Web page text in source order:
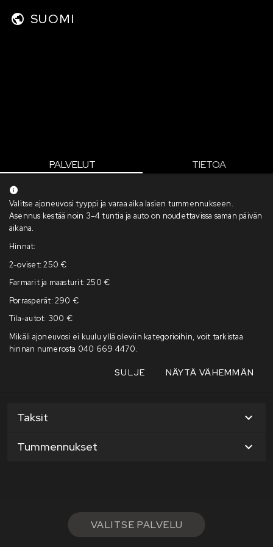
SUOMI
PALVELUT TIETOA
Valitse ajoneuvosi tyyppi ja varaa aika lasien tummennukseen.
Asennus kestää noin 3–4 tuntia ja auto on noudettavissa saman päivän
aikana.
Hinnat:
2-oviset: 250 €
Farmarit ja maasturit: 250 €
Porrasperät: 290 €
Tila-autot: 300 €
Mikäli ajoneuvosi ei kuulu yllä oleviin kategorioihin, voit tarkistaa
hinnan numerosta 040 669 4470.
SULJE NÄYTÄ VÄHEMMÄN
Palvelukategoriat
Taksit
Tummennukset
VALITSE PALVELU